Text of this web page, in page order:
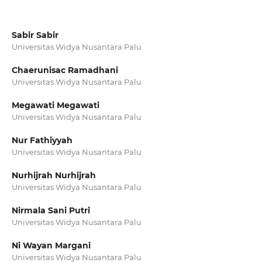
Sabir Sabir
Universitas Widya Nusantara Palu
Chaerunisac Ramadhani
Universitas Widya Nusantara Palu
Megawati Megawati
Universitas Widya Nusantara Palu
Nur Fathiyyah
Universitas Widya Nusantara Palu
Nurhijrah Nurhijrah
Universitas Widya Nusantara Palu
Nirmala Sani Putri
Universitas Widya Nusantara Palu
Ni Wayan Margani
Universitas Widya Nusantara Palu